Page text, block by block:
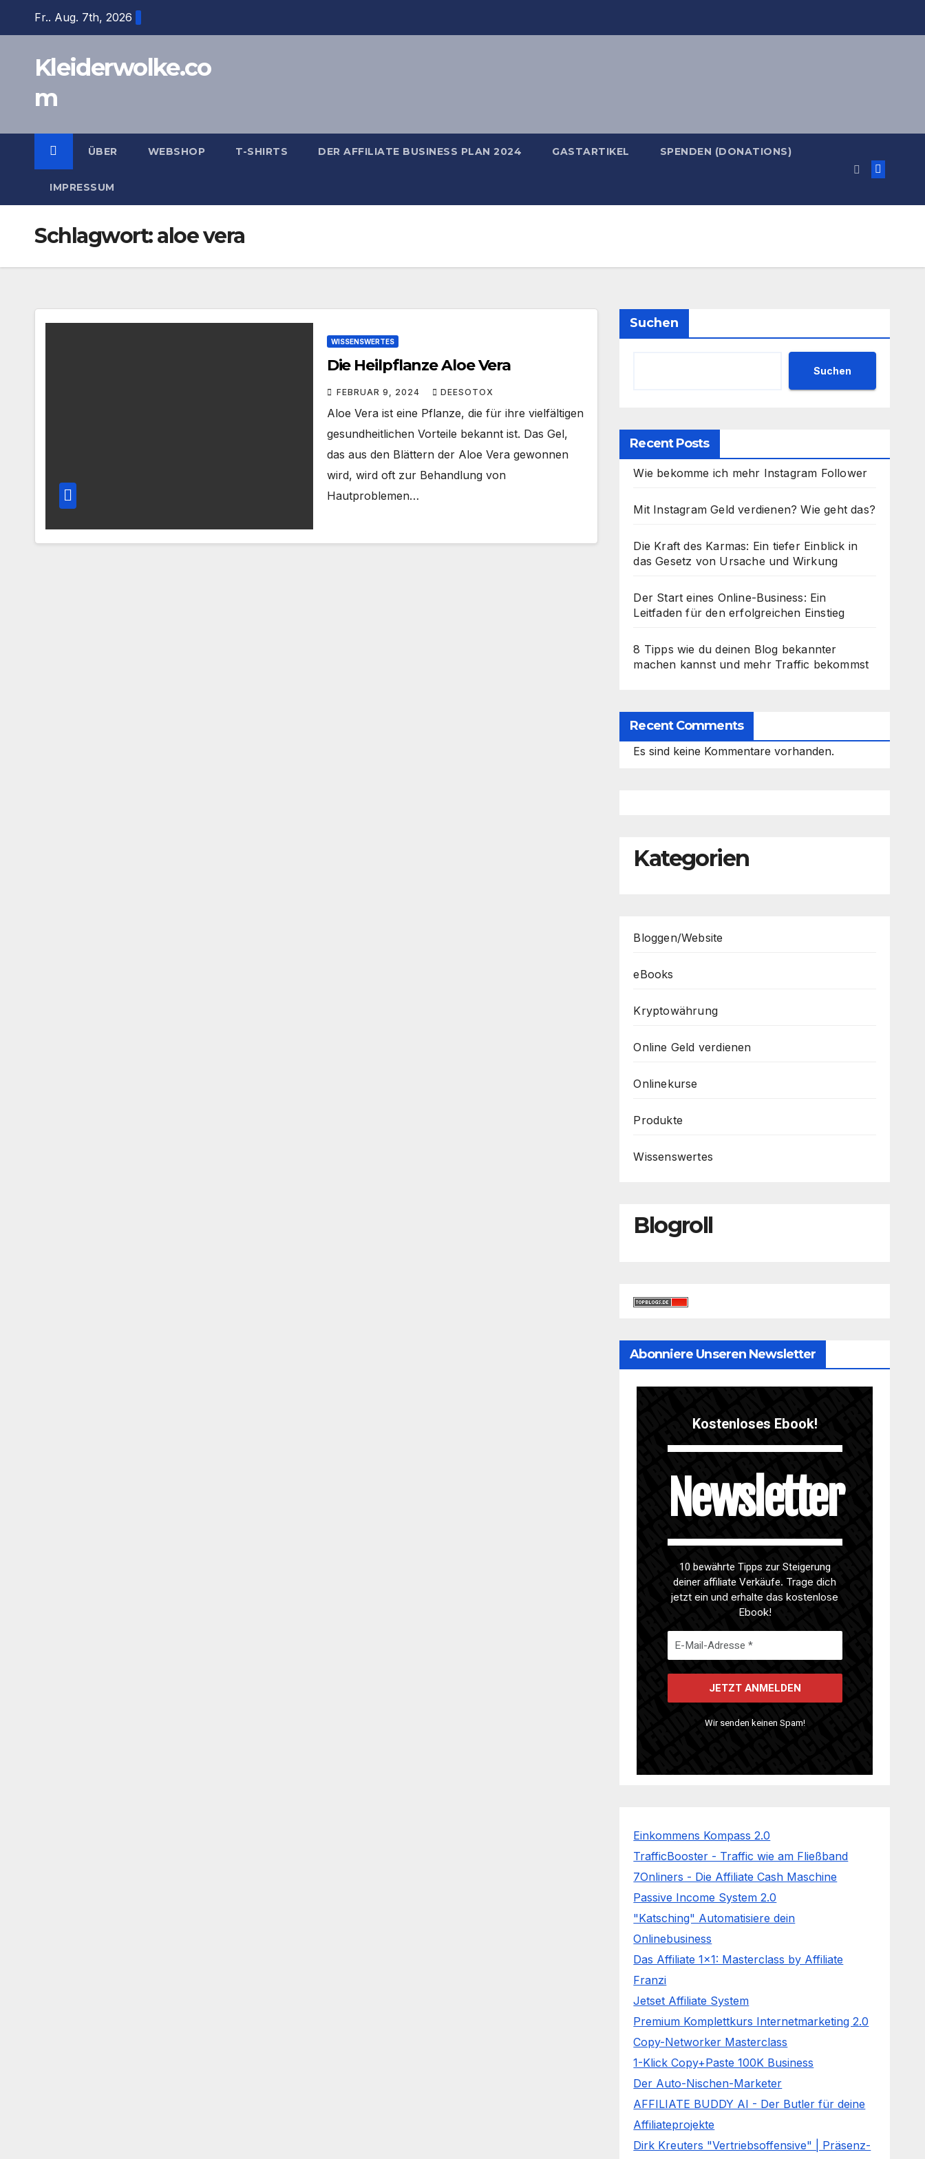
Fr.. Aug. 7th, 2026
Kleiderwolke.co
m
ÜBER WEBSHOP T-SHIRTS DER AFFILIATE BUSINESS PLAN 2024 GASTARTIKEL SPENDEN (DONATIONS)
IMPRESSUM
Schlagwort:aloe vera
WISSENSWERTES
Die Heilpflanze Aloe Vera
FEBRUAR 9, 2024 DEESOTOX
Aloe Vera ist eine Pflanze, die für ihre vielfältigen
gesundheitlichen Vorteile bekannt ist. Das Gel,
das aus den Blättern der Aloe Vera gewonnen
wird, wird oft zur Behandlung von
Hautproblemen…
Suchen
Suchen
Recent Posts
Wie bekomme ich mehr Instagram Follower
Mit Instagram Geld verdienen? Wie geht das?
Die Kraft des Karmas: Ein tiefer Einblick in
das Gesetz von Ursache und Wirkung
Der Start eines Online-Business: Ein
Leitfaden für den erfolgreichen Einstieg
8 Tipps wie du deinen Blog bekannter
machen kannst und mehr Traffic bekommst
Recent Comments
Es sind keine Kommentare vorhanden.
Kategorien
Bloggen/Website
eBooks
Kryptowährung
Online Geld verdienen
Onlinekurse
Produkte
Wissenswertes
Blogroll
Abonniere Unseren Newsletter
Kostenloses Ebook!
Newsletter
10 bewährte Tipps zur Steigerung
deiner affiliate Verkäufe. Trage dich
jetzt ein und erhalte das kostenlose
Ebook!
Wir senden keinen Spam!
Einkommens Kompass 2.0
TrafficBooster - Traffic wie am Fließband
7Onliners - Die Affiliate Cash Maschine
Passive Income System 2.0
"Katsching" Automatisiere dein
Onlinebusiness
Das Affiliate 1x1: Masterclass by Affiliate
Franzi
Jetset Affiliate System
Premium Komplettkurs Internetmarketing 2.0
Copy-Networker Masterclass
1-Klick Copy+Paste 100K Business
Der Auto-Nischen-Marketer
AFFILIATE BUDDY AI - Der Butler für deine
Affiliateprojekte
Dirk Kreuters "Vertriebsoffensive" | Präsenz-